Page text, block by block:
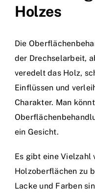
Holzes
Die
der Drechselarbeit,
veredelt das Holz,
Einflüssen und
Charakter. Man
ein Gesicht.
Es gibt eine Vielzahl
Holzoberflächen zu
Lacke und Farben